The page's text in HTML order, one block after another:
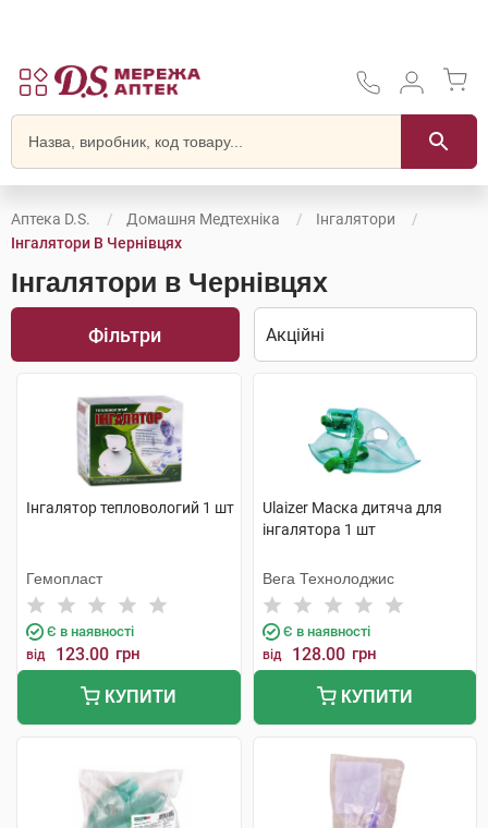
Аптека D.S. Домашня Медтехніка
Інгалятори
Інгалятори В Чернівцях
Інгалятори в Чернівцях
Фільтри
Інгалятор тепловологий 1 шт
Гемопласт
Є в наявності
від 123.00 грн
КУПИТИ
Ulaizer Маска дитяча для
інгалятора 1 шт
Вега Технолоджис
Є в наявності
від 128.00 грн
КУПИТИ